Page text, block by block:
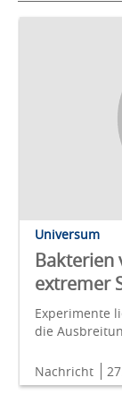
Universum
Bakterien
extremer
Experimente
die
Nachricht